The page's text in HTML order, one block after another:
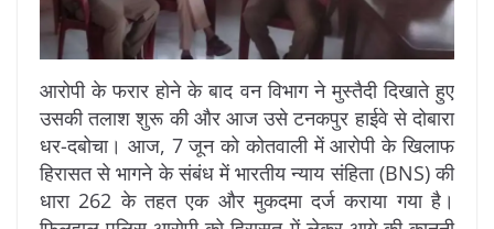
आरोपी के फरार होने के बाद वन विभाग ने मुस्तैदी दिखाते हुए
उसकी तलाश शुरू की और आज उसे टनकपुर हाईवे से दोबारा
धर-दबोचा। आज, 7 जून को कोतवाली में आरोपी के खिलाफ
हिरासत से भागने के संबंध में भारतीय न्याय संहिता (BNS) की
धारा 262 के तहत एक और मुकदमा दर्ज कराया गया है।